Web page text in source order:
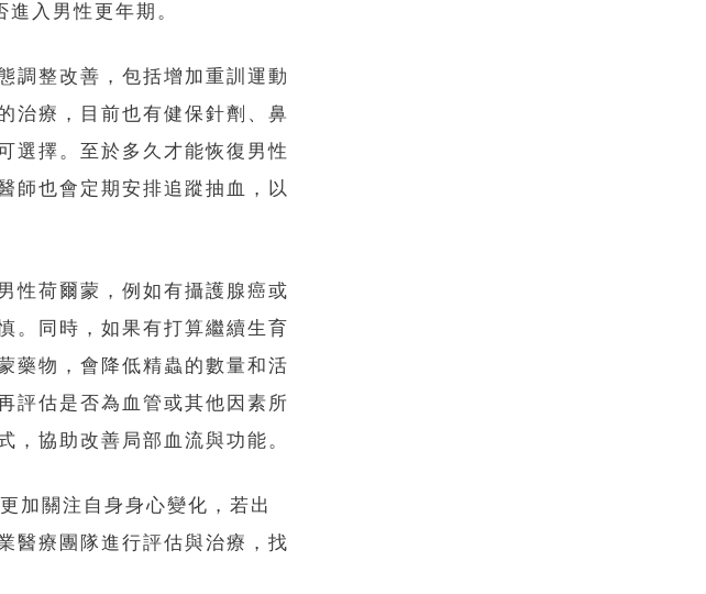
入男性更年期。
調整改善，包括增加重訓運動
治療，目前也有健保針劑、鼻
選擇。至於多久才能恢復男性
師也會定期安排追蹤抽血，以
性荷爾蒙，例如有攝護腺癌或
。同時，如果有打算繼續生育
藥物，會降低精蟲的數量和活
評估是否為血管或其他因素所
，協助改善局部血流與功能。
加關注自身身心變化，若出
醫療團隊進行評估與治療，找